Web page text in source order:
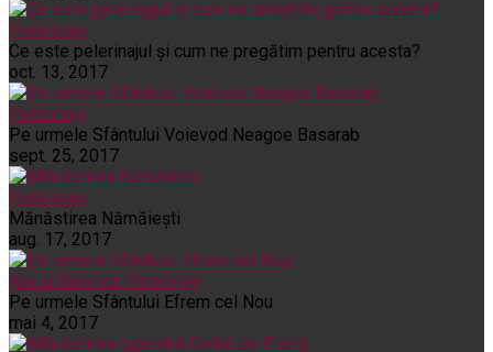
Pelerinaje
Ce este pelerinajul şi cum ne pregătim pentru acesta?
oct. 13, 2017
Pelerinaje
Pe urmele Sfântului Voievod Neagoe Basarab
sept. 25, 2017
Pelerinaje
Mănăstirea Nămăiești
aug. 17, 2017
Noi și Biserica Pelerinaje
Pe urmele Sfântului Efrem cel Nou
mai 4, 2017